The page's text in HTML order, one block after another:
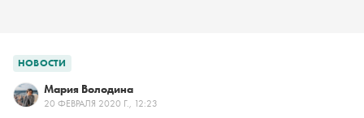
НОВОСТИ
Мария Володина
20 ФЕВРАЛЯ 2020 Г., 12:23